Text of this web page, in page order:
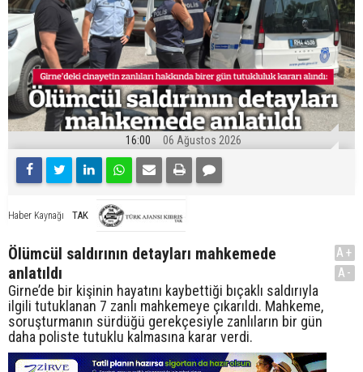
16:00 06 Ağustos 2026
Haber Kaynağı TAK
Ölümcül saldırının detayları mahkemede
anlatıldı
Girne’de bir kişinin hayatını kaybettiği bıçaklı saldırıyla
ilgili tutuklanan 7 zanlı mahkemeye çıkarıldı. Mahkeme,
soruşturmanın sürdüğü gerekçesiyle zanlıların bir gün
daha poliste tutuklu kalmasına karar verdi.
A+
A-